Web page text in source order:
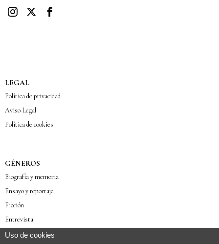
LEGAL
Política de privacidad
Aviso Legal
Política de cookies
GÉNEROS
Biografía y memoria
Ensayo y reportaje
Ficción
Entrevista
Poesía
Uso de cookies